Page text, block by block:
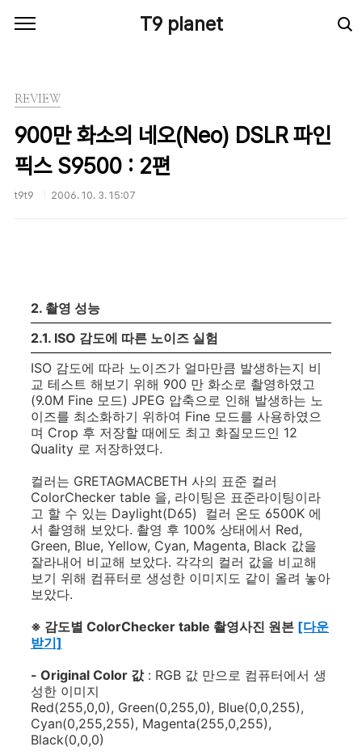
T9 planet
REVIEW
900만 화소의 네오(Neo) DSLR 파인
픽스 S9500 : 2편
t9t9 2006. 10. 3. 15:07
2. 촬영 성능
2.1. ISO 감도에 따른 노이즈 실험
ISO 감도에 따라 노이즈가 얼마만큼 발생하는지 비
교 테스트 해보기 위해 900 만 화소로 촬영하였고
(9.0M Fine 모드) JPEG 압축으로 인해 발생하는 노
이즈를 최소화하기 위하여 Fine 모드를 사용하였으
며 Crop 후 저장할 때에도 최고 화질모드인 12
Quality 로 저장하였다.
컬러는 GRETAGMACBETH 사의 표준 컬러
ColorChecker table 을, 라이팅은 표준라이팅이라
고 할 수 있는 Daylight(D65) 컬러 온도 6500K 에
서 촬영해 보았다. 촬영 후 100% 상태에서 Red,
Green, Blue, Yellow, Cyan, Magenta, Black 값을
잘라내어 비교해 보았다. 각각의 컬러 값을 비교해
보기 위해 컴퓨터로 생성한 이미지도 같이 올려 놓아
보았다.
※ 감도별 ColorChecker table 촬영사진 원본 [다운
받기]
- Original Color 값: RGB 값 만으로 컴퓨터에서 생
성한 이미지
Red(255,0,0), Green(0,255,0), Blue(0,0,255),
Cyan(0,255,255), Magenta(255,0,255),
Black(0,0,0)